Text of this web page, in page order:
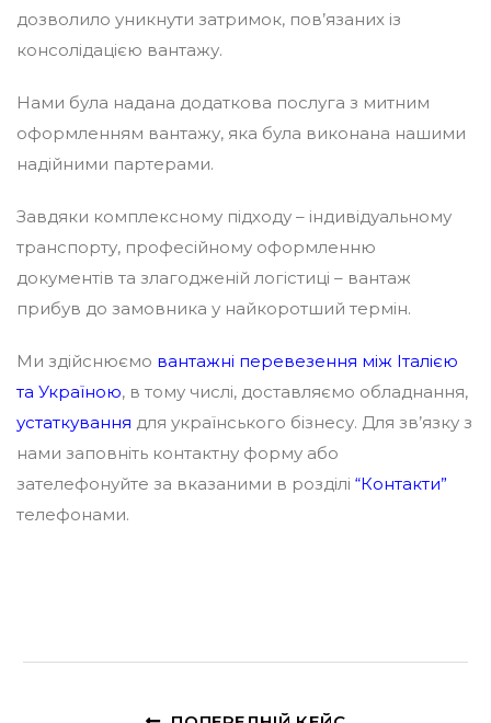
дозволило уникнути затримок, пов’язаних із
консолідацією вантажу.
Нами була надана додаткова послуга з митним
оформленням вантажу, яка була виконана нашими
надійними партерами.
Завдяки комплексному підходу – індивідуальному
транспорту, професійному оформленню
документів та злагодженій логістиці – вантаж
прибув до замовника у найкоротший термін.
Ми здійснюємо вантажні перевезення між Італією
та Україною, в тому числі, доставляємо обладнання,
устаткування для українського бізнесу. Для зв’язку з
нами заповніть контактну форму або
зателефонуйте за вказаними в розділі “Контакти”
телефонами.